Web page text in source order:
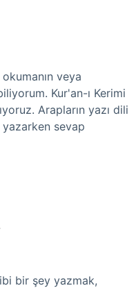
veya
Kur'an-ı Kerimi
Arapların yazı dili
sevap
bir şey yazmak,